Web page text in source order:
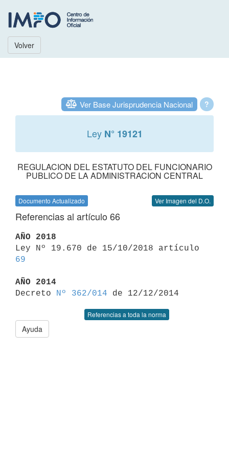
Volver
?
Ver Base Jurisprudencia Nacional
Ley N° 19121
REGULACION DEL ESTATUTO DEL FUNCIONARIO
PUBLICO DE LA ADMINISTRACION CENTRAL
Documento Actualizado Ver Imagen del D.O.
Referencias al artículo 66
AÑO 2018
69
AÑO 2014
Decreto
Nº 362/014
Referencias a toda la norma
Ayuda